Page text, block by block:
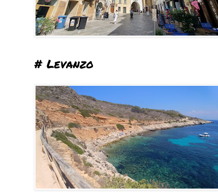
# Levanzo